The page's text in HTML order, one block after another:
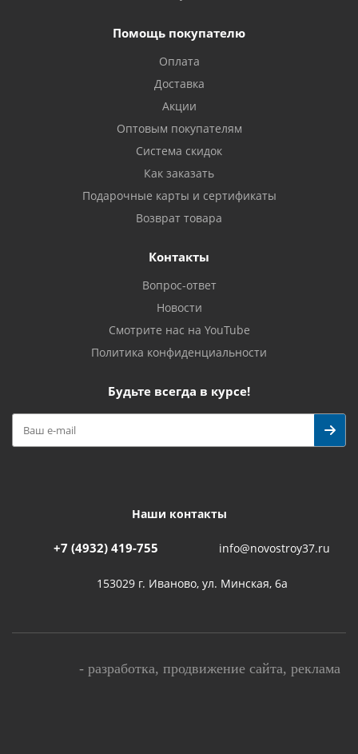
Помощь покупателю
Оплата
Доставка
Акции
Оптовым покупателям
Система скидок
Как заказать
Подарочные карты и сертификаты
Возврат товара
Контакты
Вопрос-ответ
Новости
Смотрите нас на YouTube
Политика конфиденциальности
Будьте всегда в курсе!
Наши контакты
+7 (4932) 419-755 info@novostroy37.ru
153029 г. Иваново, ул. Минская, 6а
- разработка, продвижение сайта, реклама